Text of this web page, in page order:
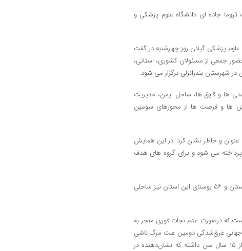
جاده ای دانشگاه علوم پزشکی و
علوم پزشکی گیلان روز چهارشنبه در گفت
جمعی از مسئولان کشوری، استانی،
شهرستان بندرانزلی برگزار می شود.
ها و قایق ها، ساحل ایمن، مدیریت
ها و فرصت ها از محورهای سومین
و خاطر نشان کرد: در این همایش
می شود و برای گروه های هدف
گیلان از چابکسر در شرق تا آستارا در غرب، ۲۸۰ کیلومتر نوار ساحلی دارد؛ ۹ شهرستان و ۵۶ روستای این استان نیز ساحلی
که درصورت عدم نجات فوری منجر به
جهانی غرق‌شدگی دومین علت مرگ ناشی
از حوادث غیرعمدی در دنیاست، همچنین بیش از نیمی از افراد مغروق کمتر از ۱۵ سال سن داشته که نشان‌دهنده در